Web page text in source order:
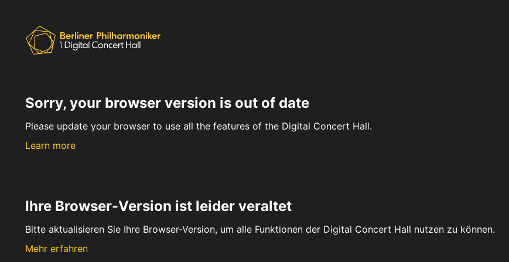
Sorry, your browser version is out of date
Please update your browser to use all the features of the Digital Concert Hall.
Learn more
Ihre Browser-Version ist leider veraltet
Bitte aktualisieren Sie Ihre Browser-Version, um alle Funktionen der Digital Concert Hall nutzen zu können.
Mehr erfahren